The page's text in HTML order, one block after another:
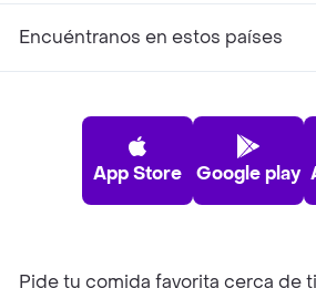
Encuéntranos en estos países
App Store Google play
Pide tu comida favorita cerca de ti